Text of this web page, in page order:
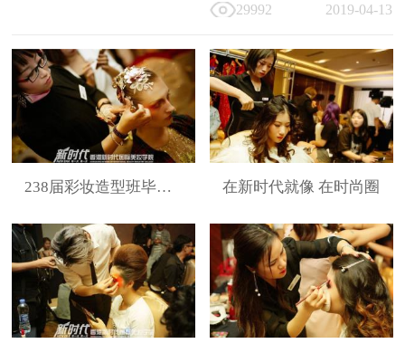
29992 2019-04-13
238届彩妆造型班毕业展 在新时代就像 在时尚圈